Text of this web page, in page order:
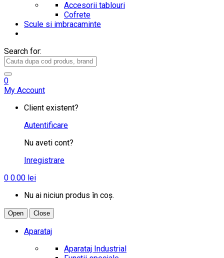
Accesorii tablouri
Cofrete
Scule si imbracaminte
Search for:
0
My Account
Client existent?
Autentificare
Nu aveti cont?
Inregistrare
0 0.00 lei
Nu ai niciun produs în coș.
Open Close
Aparataj
Aparataj Industrial